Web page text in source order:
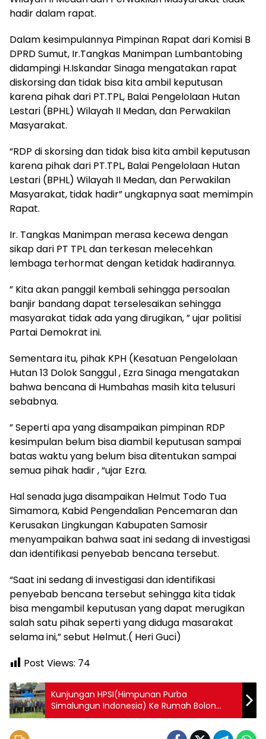
hadir dalam rapat.
Dalam kesimpulannya Pimpinan Rapat dari Komisi B
DPRD Sumut, Ir.Tangkas Manimpan Lumbantobing
didampingi H.Iskandar Sinaga mengatakan rapat
diskorsing dan tidak bisa kita ambil keputusan
karena pihak dari PT.TPL, Balai Pengelolaan Hutan
Lestari (BPHL) Wilayah II Medan, dan Perwakilan
Masyarakat.
“RDP di skorsing dan tidak bisa kita ambil keputusan
karena pihak dari PT.TPL, Balai Pengelolaan Hutan
Lestari (BPHL) Wilayah II Medan, dan Perwakilan
Masyarakat, tidak hadir” ungkapnya saat memimpin
Rapat.
Ir. Tangkas Manimpan merasa kecewa dengan
sikap dari PT TPL dan terkesan melecehkan
lembaga terhormat dengan ketidak hadirannya.
” Kita akan panggil kembali sehingga persoalan
banjir bandang dapat terselesaikan sehingga
masyarakat tidak ada yang dirugikan, ” ujar politisi
Partai Demokrat ini.
Sementara itu, pihak KPH (Kesatuan Pengelolaan
Hutan 13 Dolok Sanggul , Ezra Sinaga mengatakan
bahwa bencana di Humbahas masih kita telusuri
sebabnya.
” Seperti apa yang disampaikan pimpinan RDP
kesimpulan belum bisa diambil keputusan sampai
batas waktu yang belum bisa ditentukan sampai
semua pihak hadir , “ujar Ezra.
Hal senada juga disampaikan Helmut Todo Tua
Simamora, Kabid Pengendalian Pencemaran dan
Kerusakan Lingkungan Kabupaten Samosir
menyampaikan bahwa saat ini sedang di investigasi
dan identifikasi penyebab bencana tersebut.
“Saat ini sedang di investigasi dan identifikasi
penyebab bencana tersebut sehingga kita tidak
bisa mengambil keputusan yang dapat merugikan
salah satu pihak seperti yang diduga masarakat
selama ini,” sebut Helmut.( Heri Guci)
Post Views: 74
Kunjungan HPSI(Himpunan Purba
Simalungun Indonesia) Ke Rumah Bolon
Purba Untuk Perehapan